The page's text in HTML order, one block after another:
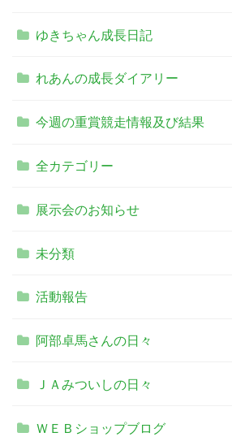
ゆきちゃん成長日記
れあんの成長ダイアリー
今週の重賞競走情報及び結果
全カテゴリー
展示会のお知らせ
未分類
活動報告
阿部卓馬さんの日々
ＪＡみついしの日々
ＷＥＢショップブログ